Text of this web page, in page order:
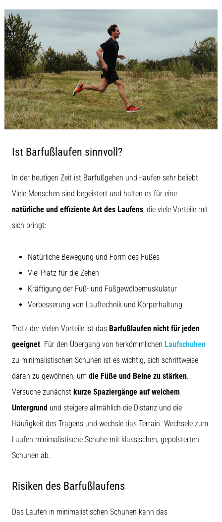
Ist Barfußlaufen sinnvoll?
In der heutigen Zeit ist Barfußgehen und -laufen sehr beliebt.
Viele Menschen sind begeistert und halten es für eine
natürliche und effiziente Art des Laufens, die viele Vorteile mit
sich bringt:
Natürliche Bewegung und Form des Fußes
Viel Platz für die Zehen
Kräftigung der Fuß- und Fußgewölbemuskulatur
Verbesserung von Lauftechnik und Körperhaltung
Trotz der vielen Vorteile ist das Barfußlaufen nicht für jeden
geeignet. Für den Übergang von herkömmlichen Laufschuhen
zu minimalistischen Schuhen ist es wichtig, sich schrittweise
daran zu gewöhnen, um die Füße und Beine zu stärken.
Versuche zunächst kurze Spaziergänge auf weichem
Untergrund und steigere allmählich die Distanz und die
Häufigkeit des Tragens und wechsle das Terrain. Wechsele zum
Laufen minimalistische Schuhe mit klassischen, gepolsterten
Schuhen ab.
Risiken des Barfußlaufens
Das Laufen in minimalistischen Schuhen kann das